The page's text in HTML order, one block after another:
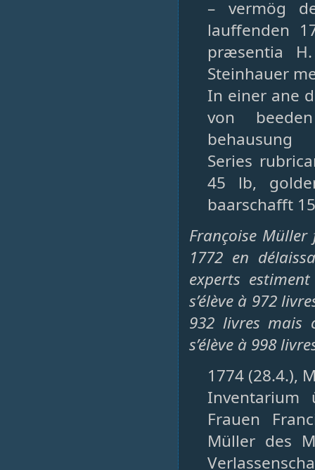
– vermög
lauffenden
præsentia
Steinhauer
In einer ane
von
behausung
Series
45 lb,
baarschafft
Françoise
1772 en
experts
s’élève à 972
932 livres mais
s’élève à 998
1774 (28.4.),
Inventarium
Frauen
Müller des